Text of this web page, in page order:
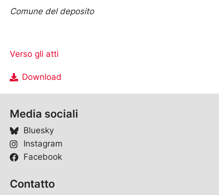
Comune del deposito
Verso gli atti
Download
Media sociali
Bluesky
Instagram
Facebook
Contatto